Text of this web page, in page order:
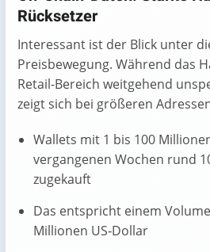
Rücksetzer
Interessant ist der Blick unter
Preisbewegung. Während das
Retail-Bereich weitgehend
zeigt sich bei größeren
Wallets mit 1 bis 100
vergangenen Wochen rund
zugekauft
Das entspricht einem
Millionen US‑Dollar